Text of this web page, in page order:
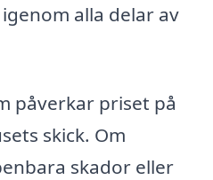
alla delar av
påverkar priset på
skick. Om
skador eller